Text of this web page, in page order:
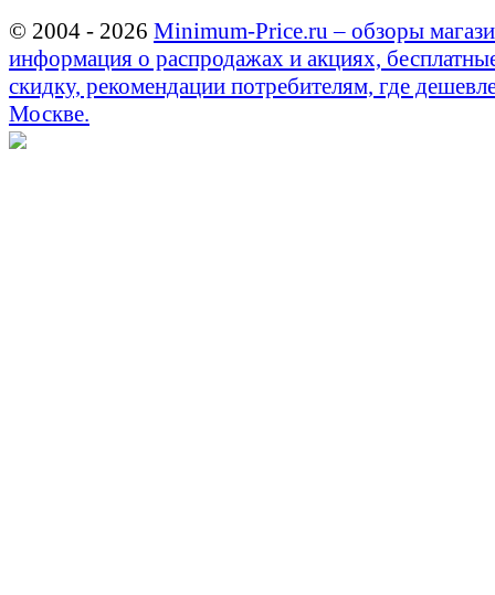
© 2004 - 2026 Minimum-Price.ru – обзоры
информация о распродажах и акциях,
скидку, рекомендации потребителям, где
Москве.